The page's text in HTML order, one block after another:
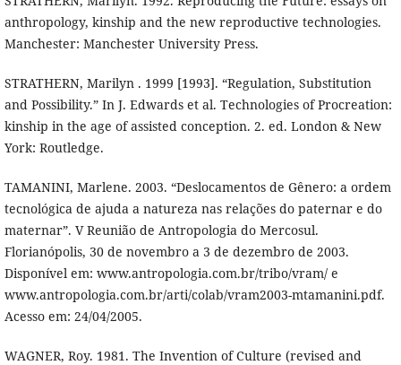
anthropology, kinship and the new reproductive technologies.
Manchester: Manchester University Press.
STRATHERN, Marilyn . 1999 [1993]. “Regulation, Substitution
and Possibility.” In J. Edwards et al. Technologies of Procreation:
kinship in the age of assisted conception. 2. ed. London & New
York: Routledge.
TAMANINI, Marlene. 2003. “Deslocamentos de Gênero: a ordem
tecnológica de ajuda a natureza nas relações do paternar e do
maternar”. V Reunião de Antropologia do Mercosul.
Florianópolis, 30 de novembro a 3 de dezembro de 2003.
Disponível em: www.antropologia.com.br/tribo/vram/ e
www.antropologia.com.br/arti/colab/vram2003-mtamanini.pdf.
Acesso em: 24/04/2005.
WAGNER, Roy. 1981. The Invention of Culture (revised and